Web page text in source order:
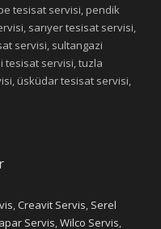
tesisat servisi, pendik
sarıyer tesisat servisi,
servisi, sultangazi
tesisat servisi, tuzla
üsküdar tesisat servisi,
,Creavit Servis, Serel
Servis,Wilco Servis,